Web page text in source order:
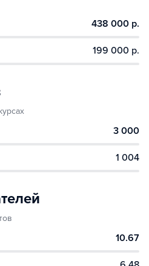
438 000 р.
199 000 р.
3 000
1 004
10.67